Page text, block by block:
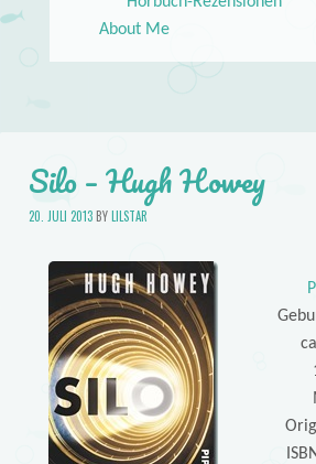
About Me
Silo – Hugh Howey
20. JULI 2013BYLILSTAR